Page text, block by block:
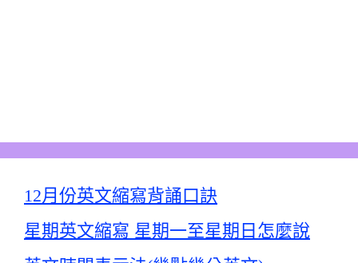
12月份英文縮寫背誦口訣
星期英文縮寫 星期一至星期日怎麼說